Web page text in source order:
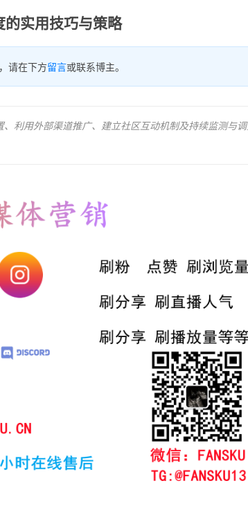
实用技巧与策略
请在下方留言或联系博主。
利用外部渠道推广、建立社区互动机制及持续监测与